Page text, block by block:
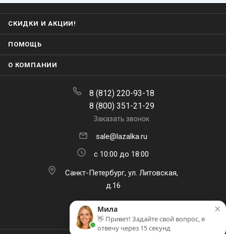
СКИДКИ И АКЦИИ!
ПОМОЩЬ
О КОМПАНИИ
8 (812) 220-93-18
8 (800) 351-21-29
Заказать звонок
sale@lazalka.ru
с 10:00 до 18:00
Санкт-Петербург, ул. Литовская,
д.16
×
Мила
👋 Привет! Задайте свой вопрос, я
отвечу через 15 секунд